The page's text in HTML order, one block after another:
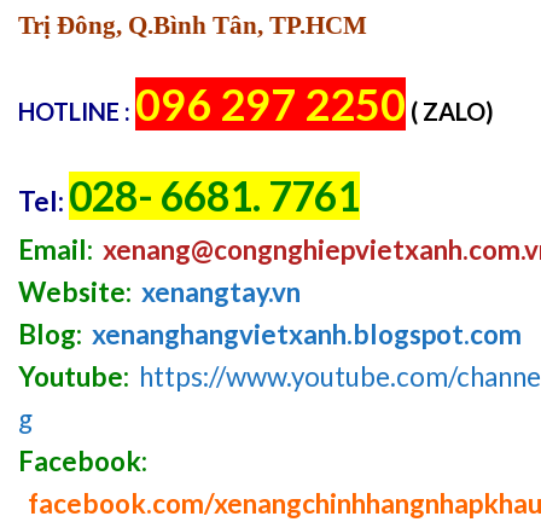
Trị Đông, Q.Bình Tân, TP.HCM
HOTLINE : 096 297 2250 ( ZALO)
Tel: 028- 6681. 7761
Email:
Website: xenangtay.vn
Blog: xenanghangvietxanh.blogspot.com
Youtube: https://www.youtube.com/
g
Facebook:
facebook.com/xenangchinhhangnhapkhau